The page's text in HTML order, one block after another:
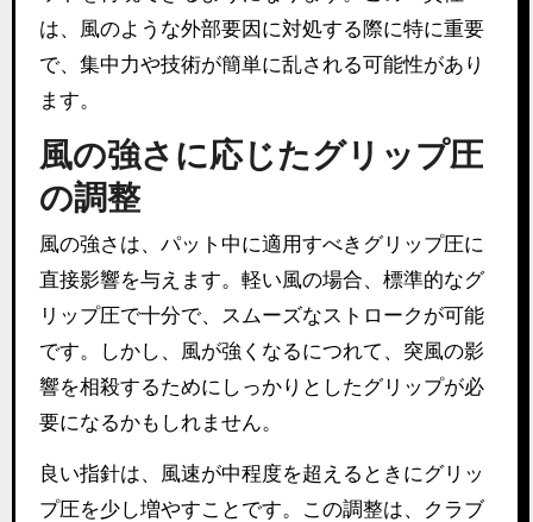
は、風のような外部要因に対処する際に特に重要
で、集中力や技術が簡単に乱される可能性があり
ます。
風の強さに応じたグリップ圧
の調整
風の強さは、パット中に適用すべきグリップ圧に
直接影響を与えます。軽い風の場合、標準的なグ
リップ圧で十分で、スムーズなストロークが可能
です。しかし、風が強くなるにつれて、突風の影
響を相殺するためにしっかりとしたグリップが必
要になるかもしれません。
良い指針は、風速が中程度を超えるときにグリッ
プ圧を少し増やすことです。この調整は、クラブ